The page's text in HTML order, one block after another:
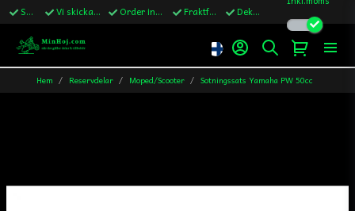
Snabba leveranser Vi skickar till Sverige,Danmark & Finland Order innan kl.13 skickas samma vardag Fraktfritt över 1200kr till Sverige Dekaler ingår i alla ordrar
Hem Reservdelar Moped/Scooter Sotningssats Yamaha PW 50cc